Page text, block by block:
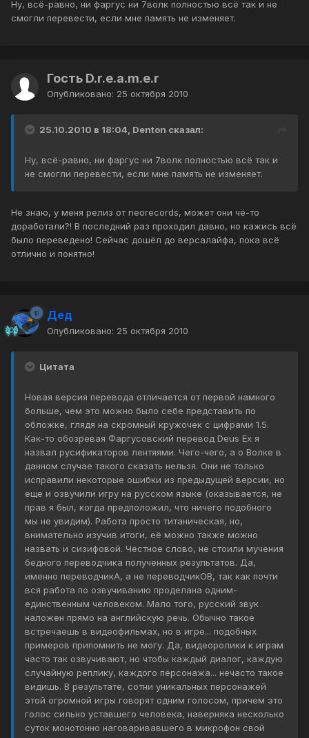
Ну, всё-равно, ни фаргус ни 7волк полностью всё так и не
смогли перевести, если мне память не изменяет.
Гость D.r.e.a.m.e.r
Опубликовано: 25 октября 2010
25.10.2010 в 18:04, Denton сказал:
Ну, всё-равно, ни фаргус ни 7волк полностью всё так и
не смогли перевести, если мне память не изменяет.
Не знаю, у меня релиз от neorecords, может они чё-то
доработали?! В последний раз проходил давно, но кажись всё
было переведено! Сейчас дошёл до версалайфа, пока всё
отлично и понятно!
Дед
Опубликовано: 25 октября 2010
Цитата
Новая версия перевода отличается от первой намного
больше, чем это можно было себе представить по
обложке, глядя на скромный кружочек с цифрами 1.5.
Как-то обозревая Фаргусовский перевод Deus Ex я
назвал русификаторов лентяями. Чего-чего, а о Волке в
данном случае такого сказать нельзя. Они не только
исправили некоторые ошибки из предыдущей версии, но
еще и озвучили игру на русском языке (оказывается, не
прав я был, когда предположил, что ничего подобного
мы не увидим). Работа просто титаническая, но,
внимательно изучив итоги, её можно также можно
назвать и сизифовой. Честное слово, не стоили мучения
бедного переводчика полученных результатов. Да,
именно переводчикА, а не переводчикОВ, так как почти
вся работа по озвучиванию проделана одним-
единственным человеком. Мало того, русский звук
наложен прямо на английскую речь. Обычно такое
встречаешь в видеофильмах, но в игре... подобных
примеров припомнить не могу. Да, видеоролики к играм
часто так озвучивают, но чтобы каждый диалог, каждую
случайную реплику, каждого персонажа... нечасто такое
видишь. В результате, сотни уникальных персонажей
этой огромной игры говорят одним голосом, причем это
голос сильно уставшего человека, наверняка несколько
суток монотонно наговаривавшего в микрофон свой